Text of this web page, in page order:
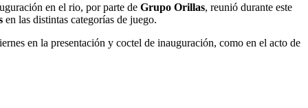
en el rio, por parte de Grupo Orillas, reunió durante este
en las distintas categorías de juego.
en la presentación y coctel de inauguración, como en el acto de